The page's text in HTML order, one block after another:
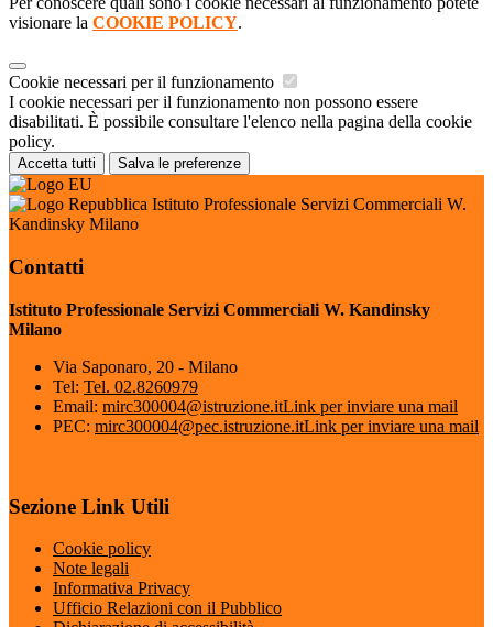
visionare la COOKIE POLICY.
Cookie necessari per il funzionamento
I cookie necessari per il funzionamento non possono essere
disabilitati. È possibile consultare l'elenco nella pagina della cookie
policy.
Accetta tutti Salva le preferenze
Istituto Professionale Servizi Commerciali W.
Kandinsky Milano
Contatti
Istituto Professionale Servizi Commerciali W. Kandinsky
Milano
Via Saponaro, 20 - Milano
Tel: Tel. 02.8260979
Email: mirc300004@istruzione.itLink per inviare una mail
PEC: mirc300004@pec.istruzione.itLink per inviare una mail
Sezione Link Utili
Cookie policy
Note legali
Informativa Privacy
Ufficio Relazioni con il Pubblico